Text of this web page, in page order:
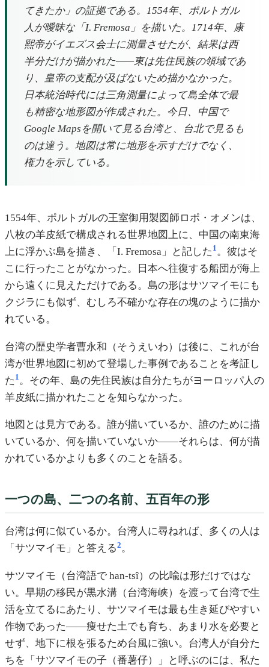
てきたか」の証拠である。1554年、ポルトガル
人が曖昧な「I. Fremosa」を描いた。1714年、康
熙帝がイエズス会士に測量させたが、結果は西
半分だけが描かれた——東は先住民族の領域であ
り、皇帝の支配が及ばないため描かなかった。
日本統治時代には三角測量によって島全体で最
も精密な地形図が作成された。今日、中国で
Google Mapsを開いて見る台湾と、台北で見るも
のは違う。地図は常に地形を示すだけでなく、
権力を示している。
1554年、ポルトガルの王室御用製図師ロポ・オメンは、
八枚の羊皮紙で構成される世界地図上に、中国の南東海
上に浮かぶ島を描き、「I. Fremosa」と記した 1。彼はそ
こに行ったことがなかった。日本へ往復する船団が海上
から遠くに見えただけである。島の形はサツマイモにも
クジラにも似ず、むしろ不確かな存在の塊のように描か
れている。
台湾の歴史学者曹永和（そうえいわ）は後に、これが台
湾が世界地図に初めて登場した事例であることを考証し
た 1 。その年、島の先住民族は自分たちがヨーロッパ人の
羊皮紙に描かれたことを知らなかった。
地図とは見方である。誰が描いているか、誰のために描
いているか、何を描いていないか——それらは、何が描
かれているかよりも多くのことを語る。
一つの島、二つの名前、五百年の形
台湾は何に似ているか。台湾人に尋ねれば、多くの人は
「サツマイモ」と答える2。
サツマイモ（台湾語で han-tsî）の比喩は形だけではな
い。早期の移民が黒水溝（台湾海峡）を渡って台湾で生
活を立てるにあたり、サツマイモは最も生き延びやすい
作物であった——痩せた土でも育ち、あまり水を必要と
せず、地下に根を張るため台風に強い。台湾人が自分た
ちを「サツマイモの子（番薯仔）」と呼ぶのには、私た